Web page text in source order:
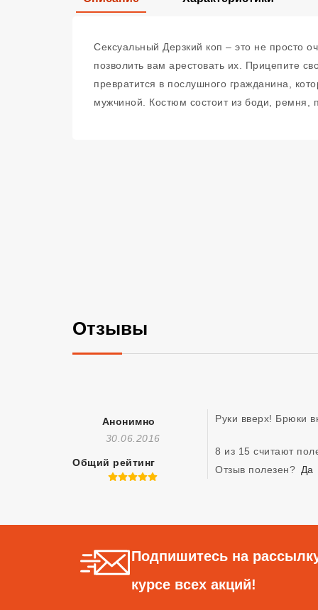
Сексуальный Дерзкий коп – это не просто
позволить вам арестовать их. Прицепите
превратится в послушного гражданина,
мужчиной. Костюм состоит из боди, ремня,
Отзывы
Анонимно
Отзыв Создан
30.06.2016
Общий рейтинг
5 из 5
Руки вверх! Брюки
8 из 15 считают
Отзыв полезен? Да
Подпишитесь на
курсе всех акций!